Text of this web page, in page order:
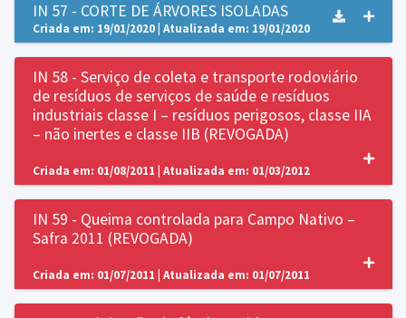
IN 57 - CORTE DE ÁRVORES ISOLADAS
Criada em: 19/01/2020 | Atualizada em: 19/01/2020
IN 58 - Serviço de coleta e transporte rodoviário
de resíduos de serviços de saúde e resíduos
industriais classe I – resíduos perigosos, classe IIA
– não inertes e classe IIB (REVOGADA)
Criada em: 01/08/2011 | Atualizada em: 01/03/2012
IN 59 - Queima controlada para Campo Nativo –
Safra 2011 (REVOGADA)
Criada em: 01/07/2011 | Atualizada em: 01/07/2011